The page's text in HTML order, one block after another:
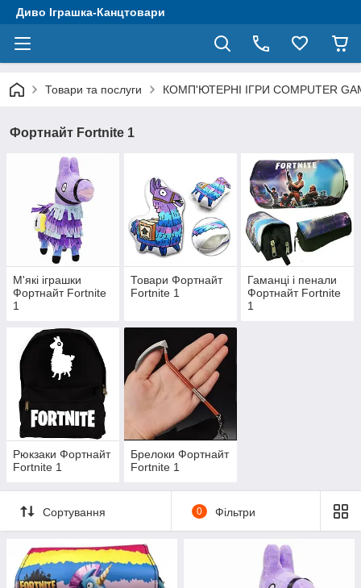
Диво Іграшка-Канцтовари
Товари та послуги КОМП'ЮТЕРНІ ІГРИ COMPUTER
Фортнайт Fortnite 1
М'які іграшки
Фортнайт Fortnite
1
Товари Фортнайт
Fortnite 1
Гаманці і пенали
Фортнайт Fortnite
1
Рюкзаки Фортнайт
Fortnite 1
Брелоки Фортнайт
Fortnite 1
Сортування 0 Фільтри